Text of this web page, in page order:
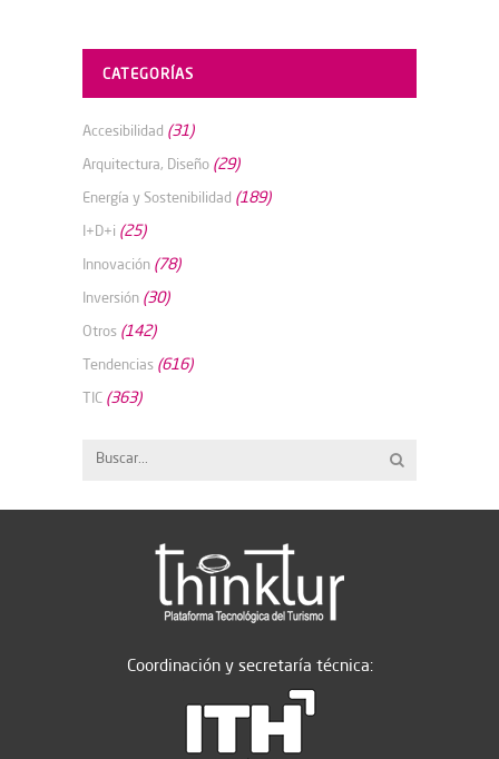
CATEGORÍAS
Accesibilidad (31)
Arquitectura, Diseño (29)
Energía y Sostenibilidad (189)
I+D+i (25)
Innovación (78)
Inversión (30)
Otros (142)
Tendencias (616)
TIC (363)
Coordinación y secretaría técnica: